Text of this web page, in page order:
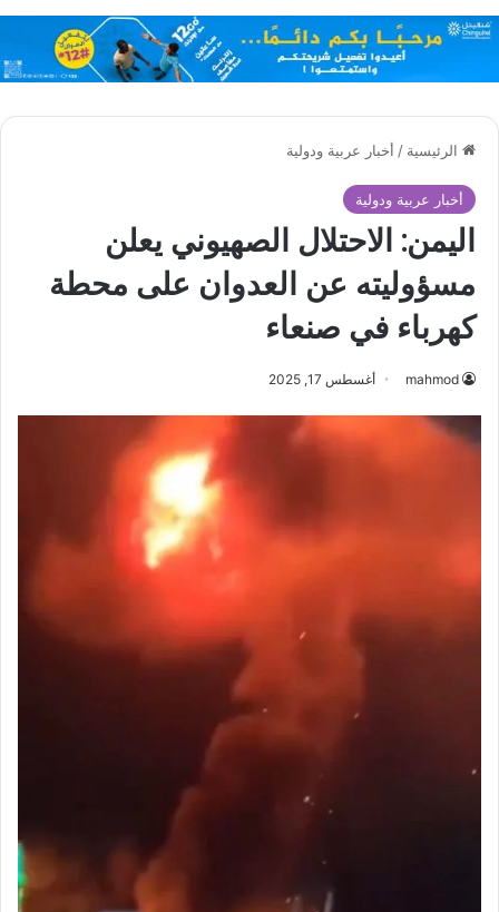
الرئيسية / أخبار عربية ودولية
أخبار عربية ودولية
اليمن: الاحتلال الصهيوني يعلن
مسؤوليته عن العدوان على محطة
كهرباء في صنعاء
mahmod أغسطس 17, 2025